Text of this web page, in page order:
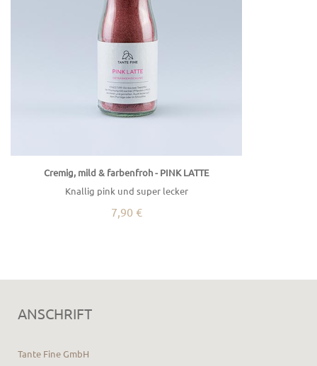
Cremig, mild & farbenfroh - PINK LATTE
Knallig pink und super lecker
7,90 €
ANSCHRIFT
Tante Fine GmbH